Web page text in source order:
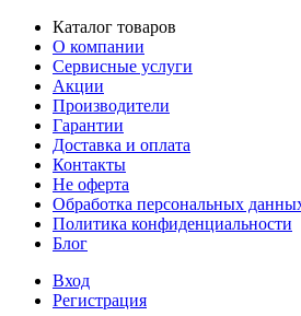
Каталог товаров
О компании
Сервисные услуги
Акции
Производители
Гарантии
Доставка и оплата
Контакты
Не оферта
Обработка персональных
Политика конфиденциальности
Блог
Вход
Регистрация